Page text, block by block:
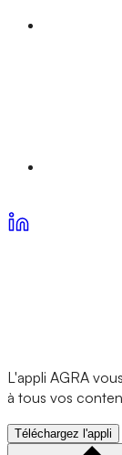
L'appli AGRA
à tous vos
Téléchargez l'appli